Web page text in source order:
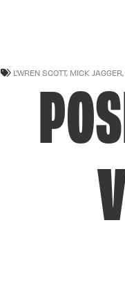
L'WREN SCOTT, MICK JAGGER,